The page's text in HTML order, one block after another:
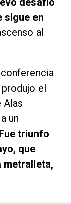
sigue en
al
el
Alas
un
Fue triunfo
que
metralleta,